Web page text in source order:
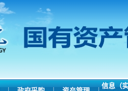
信息（